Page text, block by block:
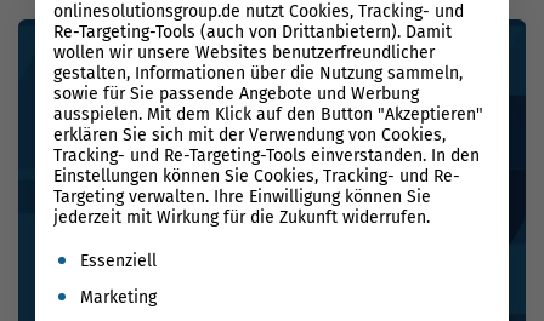
onlinesolutionsgroup.de nutzt Cookies, Tracking- und
Re-Targeting-Tools (auch von Drittanbietern). Damit
wollen wir unsere Websites benutzerfreundlicher
gestalten, Informationen über die Nutzung sammeln,
sowie für Sie passende Angebote und Werbung
ausspielen. Mit dem Klick auf den Button "Akzeptieren"
erklären Sie sich mit der Verwendung von Cookies,
Tracking- und Re-Targeting-Tools einverstanden. In den
Einstellungen können Sie Cookies, Tracking- und Re-
Targeting verwalten. Ihre Einwilligung können Sie
jederzeit mit Wirkung für die Zukunft widerrufen.
Es folgt eine Liste der Service-Gruppen, für die eine
Essenziell
Marketing